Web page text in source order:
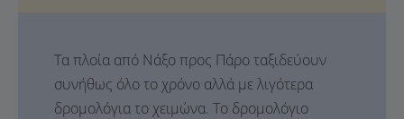
Τα πλοία από Νάξο προς Πάρο ταξιδεύουν
συνήθως όλο το χρόνο αλλά με λιγότερα
δρομολόγια το χειμώνα. Το δρομολόγιο